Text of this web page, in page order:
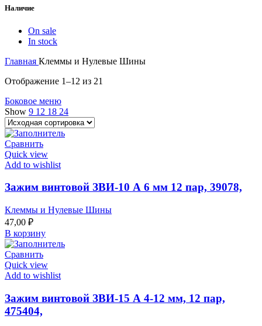
Наличие
On sale
In stock
Главная Клеммы и Нулевые Шины
Отображение 1–12 из 21
Боковое меню
Show 9 12 18 24
Сравнить
Quick view
Add to wishlist
Зажим винтовой ЗВИ-10 А 6 мм 12 пар, 39078,
Клеммы и Нулевые Шины
47,00 ₽
В корзину
Сравнить
Quick view
Add to wishlist
Зажим винтовой ЗВИ-15 А 4-12 мм, 12 пар,
475404,